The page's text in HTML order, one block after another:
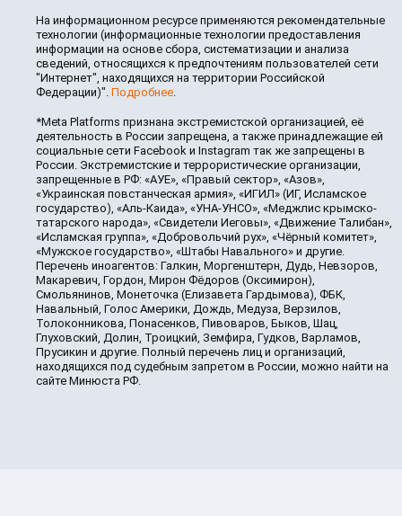
На информационном ресурсе применяются рекомендательные
технологии (информационные технологии предоставления
информации на основе сбора, систематизации и анализа
сведений, относящихся к предпочтениям пользователей сети
"Интернет", находящихся на территории Российской
Федерации)". Подробнее.
*Meta Platforms признана экстремистской организацией, её
деятельность в России запрещена, а также принадлежащие ей
социальные сети Facebook и Instagram так же запрещены в
России. Экстремистские и террористические организации,
запрещенные в РФ: «АУЕ», «Правый сектор», «Азов»,
«Украинская повстанческая армия», «ИГИЛ» (ИГ, Исламское
государство), «Аль-Каида», «УНА-УНСО», «Меджлис крымско-
татарского народа», «Свидетели Иеговы», «Движение Талибан»,
«Исламская группа», «Добровольчий рух», «Чёрный комитет»,
«Мужское государство», «Штабы Навального» и другие.
Перечень иноагентов: Галкин, Моргенштерн, Дудь, Невзоров,
Макаревич, Гордон, Мирон Фёдоров (Оксимирон),
Смольянинов, Монеточка (Елизавета Гардымова), ФБК,
Навальный, Голос Америки, Дождь, Медуза, Верзилов,
Толоконникова, Понасенков, Пивоваров, Быков, Шац,
Глуховский, Долин, Троицкий, Земфира, Гудков, Варламов,
Прусикин и другие. Полный перечень лиц и организаций,
находящихся под судебным запретом в России, можно найти на
сайте Минюста РФ.